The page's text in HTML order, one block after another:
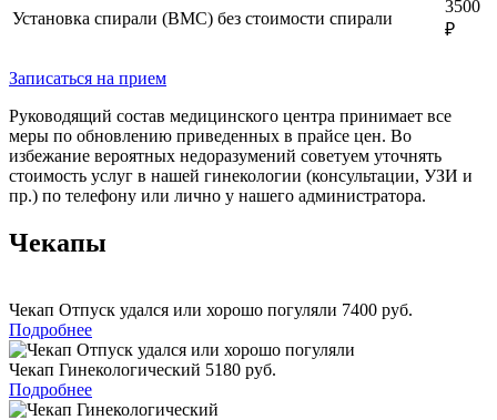
Установка спирали (ВМС) без стоимости спирали
3500
₽
Записаться на прием
Руководящий состав медицинского центра принимает все
меры по обновлению приведенных в прайсе цен. Во
избежание вероятных недоразумений советуем уточнять
стоимость услуг в нашей гинекологии (консультации, УЗИ и
пр.) по телефону или лично у нашего администратора.
Чекапы
Чекап Отпуск удался или хорошо погуляли 7400 руб.
Подробнее
Чекап Гинекологический 5180 руб.
Подробнее